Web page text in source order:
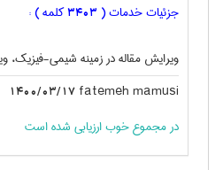
جزئیات خدمات ( 3403کلمه ) :
ویرایش مقاله در زمینه شیمی-فیزیک،
fatemeh mamusi
1400/03/17
در مجموع خوب ارزیابی شده است